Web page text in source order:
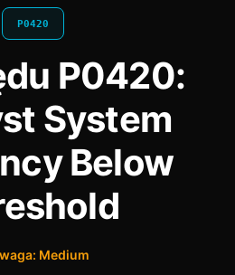
P0420
P0420:
System
Below
Medium